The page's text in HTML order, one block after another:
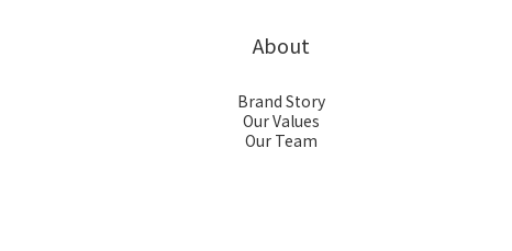
About
Brand Story
Our Values
Our Team